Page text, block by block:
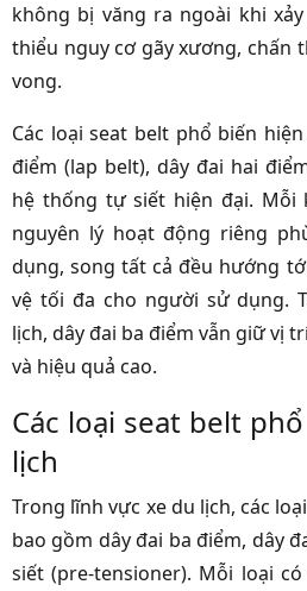
không bị văng ra ngoài khi
thiểu nguy cơ gãy xương, chấn
vong.
Các loại seat belt phổ biến
điểm (lap belt), dây đai hai
hệ thống tự siết hiện đại. Mỗi
nguyên lý hoạt động riêng
dụng, song tất cả đều hướng
vệ tối đa cho người sử dụng.
lịch, dây đai ba điểm vẫn giữ vị
và hiệu quả cao.
Các loại seat belt
lịch
Trong lĩnh vực xe du lịch, các
bao gồm dây đai ba điểm, dây
siết (pre-tensioner). Mỗi loại